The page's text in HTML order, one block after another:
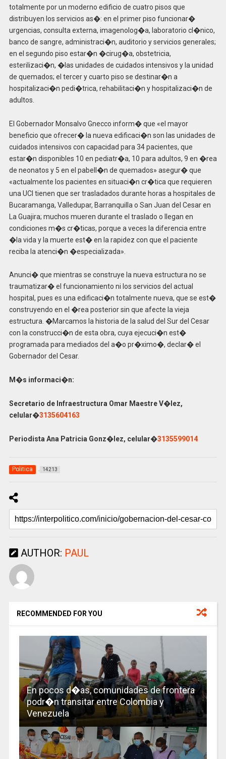
totalmente por un moderno edificio de cuatro pisos que
distribuyen los servicios as�: en el primer piso funcionar�
urgencias, consulta externa, imagenolog�a, laboratorio cl�nico,
banco de sangre, administraci�n, auditorio y servicios generales;
en el segundo piso estar�n �cirug�a, obstetricia,
esterilizaci�n, �las unidades de cuidados intensivos y la unidad
de quemados; el tercer y cuarto piso se destinar�n a
hospitalizaci�n pedi�trica, rehabilitaci�n y hospitalizaci�n de
adultos.
El Gobernador Monsalvo Gnecco inform� que «el mayor
beneficio que ofrecer� la nueva edificaci�n son las unidades de
cuidados intensivos con capacidad para 34 pacientes, que
estar�n disponibles 10 en pediatr�a, 10 para adultos, 9 en �rea
de neonatos y 5 en el pabell�n de quemados» asegur� que
«actualmente los pacientes en situaci�n cr�tica que requieren
una UCI tienen que ser trasladados durante horas a hospitales de
Bucaramanga, Valledupar, Barranquilla o San Juan del Cesar en
La Guajira; muchos mueren durante el traslado o llegan en
condiciones m�s cr�ticas, porque a veces la diferencia entre
�la vida y la muerte est� en la rapidez con que el paciente
reciba la atenci�n �especializada».
Anunci� que mientras se construye la nueva estructura no se
traumatizar� el funcionamiento ni los servicios del actual
hospital, pues es una edificaci�n totalmente nueva, que se est�
construyendo en el �rea posterior sin que afecte la vieja
estructura. �Marcamos la historia de la salud del Sur del Cesar
con la construcci�n de esta obra, cuya ejecuci�n est�
programada para mediados del a�o pr�ximo�, declar� el
Gobernador del Cesar.
M�s informaci�n:
Secretario de Infraestructura Omar Maestre V�lez,
celular�3135604163
Periodista Ana Patricia Gonz�lez, celular�3135599014
Politica 14213
AUTHOR: PAUL
RECOMMENDED FOR YOU
En pocos d�as, comunidades de frontera
podr�n transitar entre Colombia y
Venezuela